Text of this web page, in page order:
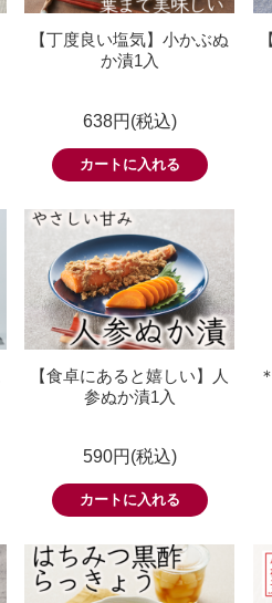
【丁度良い塩気】小かぶぬ
か漬1入
638円(税込)
【食卓にあると嬉しい】人
参ぬか漬1入
590円(税込)